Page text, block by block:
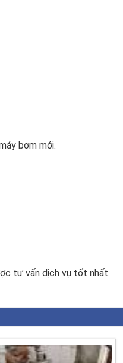
bơm mới.
tư vấn dịch vụ tốt nhất.